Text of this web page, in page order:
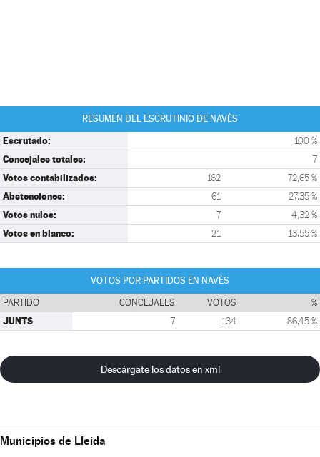
RESUMEN DEL ESCRUTINIO DE NAVÈS
Escrutado: 100 %
Concejales totales: 7
Votos contabilizados: 162 72,65 %
Abstenciones: 61 27,35 %
Votos nulos: 7 4,32 %
Votos en blanco: 21 13,55 %
VOTOS POR PARTIDOS EN NAVÈS
PARTIDO CONCEJALES VOTOS %
JUNTS 7 134 86,45 %
Descárgate los datos en xml
Municipios de Lleida